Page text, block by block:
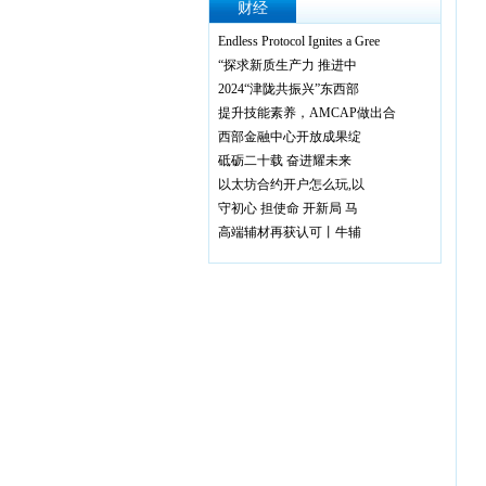
财经
Endless Protocol Ignites a Gree
“探求新质生产力 推进中
2024“津陇共振兴”东西部
提升技能素养，AMCAP做出合
西部金融中心开放成果绽
砥砺二十载 奋进耀未来
以太坊合约开户怎么玩,以
守初心 担使命 开新局 马
高端辅材再获认可丨牛辅